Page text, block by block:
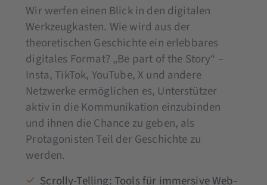
Wir werfen einen Blick in den digitalen
Werkzeugkasten. Wie wird aus der
theoretischen Geschichte ein erlebbares
digitales Format? „Be part of the Story“ –
Insta, TikTok, YouTube, X und andere
Netzwerke ermöglichen es, Unterstützer
aktiv in die Kommunikation einzubinden
und ihnen die Chance zu geben, als
Protagonisten Teil der Geschichte zu
werden.
Scrolly-Telling: Tools für immersive Web-